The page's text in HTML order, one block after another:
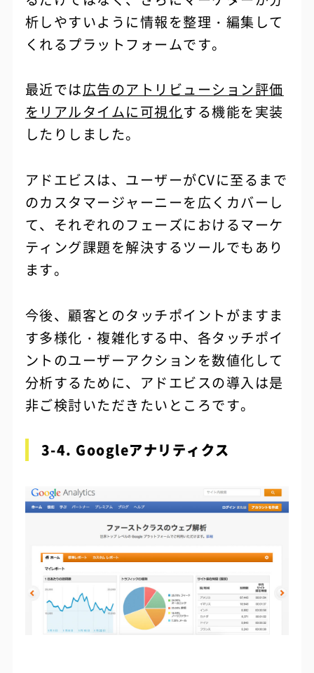
析しやすいように情報を整理・編集して
くれるプラットフォームです。
最近では広告のアトリビューション評価
をリアルタイムに可視化する機能を実装
したりしました。
アドエビスは、ユーザーがCVに至るまで
のカスタマージャーニーを広くカバーし
て、それぞれのフェーズにおけるマーケ
ティング課題を解決するツールでもあり
ます。
今後、顧客とのタッチポイントがますま
す多様化・複雑化する中、各タッチポイ
ントのユーザーアクションを数値化して
分析するために、アドエビスの導入は是
非ご検討いただきたいところです。
3-4. Googleアナリティクス